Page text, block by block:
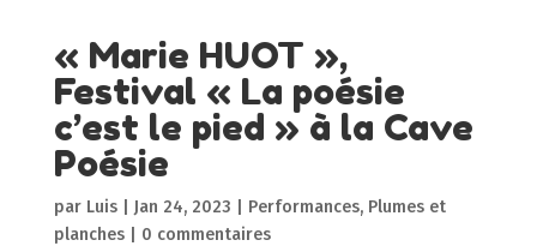
« Marie HUOT »,
Festival « La poésie
c’est le pied » à la Cave
Poésie
par Luis| Jan 24, 2023 Performances, Plumes et
planches| 0 commentaires